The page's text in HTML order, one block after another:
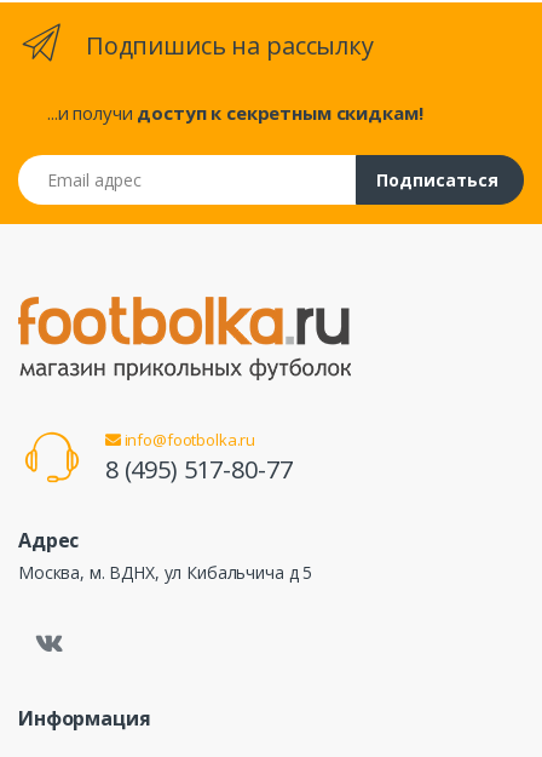
Подпишись на рассылку
...и получи доступ к секретным скидкам!
Email адрес
Подписаться
info@footbolka.ru
8 (495) 517-80-77
Адрес
Москва, м. ВДНХ, ул Кибальчича д 5
Информация